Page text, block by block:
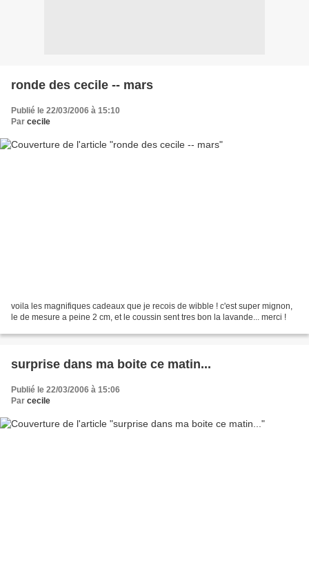
ronde des cecile -- mars
Publié le 22/03/2006 à 15:10
Par cecile
voila les magnifiques cadeaux que je recois de wibble ! c'est super mignon,
le de mesure a peine 2 cm, et le coussin sent tres bon la lavande... merci !
surprise dans ma boite ce matin...
Publié le 22/03/2006 à 15:06
Par cecile